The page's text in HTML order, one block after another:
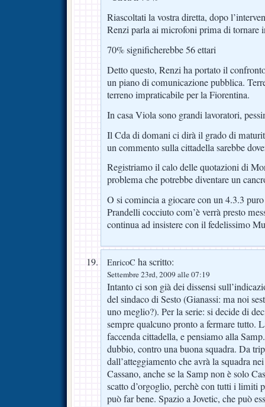
Riascoltati la vostra diretta, dopo
Renzi parla ai microfoni prima di tornare
70% significherebbe 56 ettari
Detto questo, Renzi ha portato il
un piano di comunicazione pubblica.
terreno impraticabile per la Fiorentina.
In casa Viola sono grandi lavoratori,
Il Cda di domani ci dirà il grado di
un commento sulla cittadella sarebbe
Registriamo il calo delle quotazioni di
problema che potrebbe diventare un
O si comincia a giocare con un 4.3.3
Prandelli cocciuto com’è verrà presto
continua ad insistere con il fedelissimo
EnricoC ha scritto:
Settembre 23rd, 2009 alle 07:19
Intanto ci son già dei dissensi
del sindaco di Sesto (Gianassi: ma noi
uno meglio?). Per la serie: si decide di
sempre qualcuno pronto a fermare tutto.
faccenda cittadella, e pensiamo alla
dubbio, contro una buona squadra. Da
dall’atteggiamento che avrà la squadra
Cassano, anche se la Samp non è solo
scatto d’orgoglio, perchè con tutti i limiti
può far bene. Spazio a Jovetic, che può